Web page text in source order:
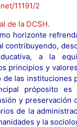
11191/2
de la DCSH.
horizonte
contribuyendo,
a la
principios y
de las instituciones
próposito es
y preservación
de la
y la